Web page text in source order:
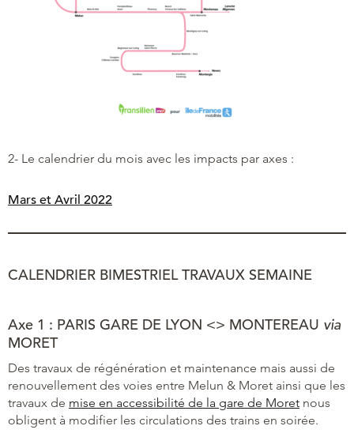
2- Le calendrier du mois avec les impacts par axes :
Mars et Avril 2022
CALENDRIER BIMESTRIEL TRAVAUX SEMAINE
Axe 1 : PARIS GARE DE LYON <> MONTEREAU via
MORET
Des travaux de régénération et maintenance mais aussi de
renouvellement des voies entre Melun & Moret ainsi que les
travaux de mise en accessibilité de la gare de Moret nous
obligent à modifier les circulations des trains en soirée.